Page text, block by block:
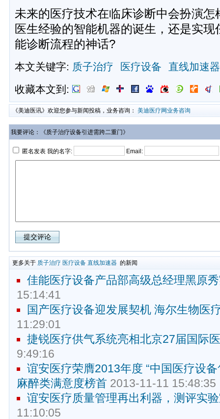
未来的医疗技术在临床诊断中会扮演
医生经验的智能机器的诞生，还是实
能诊断流程的神话?
本文关键字: 质子治疗 医疗设备
直线加速器
收藏本文到:
《美迪医讯》欢迎您参与新闻投稿，业务咨询： 美迪医疗网业务咨询
我要评论：《质子治疗设备引进需跨二重门》
匿名发表 我的名字: Email:
更多关于 质子治疗 医疗设备 直线加速器 的新闻
佳能医疗设备产品部高级总经理黑原
15:14:41
国产医疗设备迎发展契机 海尔生物医
11:29:01
捷锐医疗供气系统亮相北京27届国际
9:49:16
谊安医疗荣膺2013年度 “中国医疗设
麻醉类满意度榜首 2013-11-11 15:48:35
谊安医疗质量管理再出利器，测评实
11:10:05